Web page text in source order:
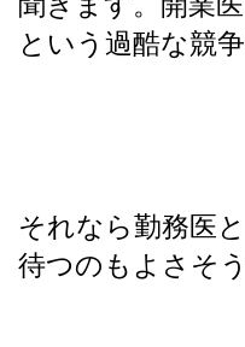
という過酷な競争
それなら勤務医
待つのもよさそう